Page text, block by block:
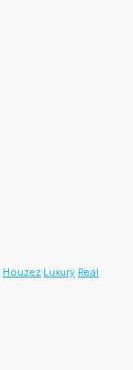
Houzez Luxury Real